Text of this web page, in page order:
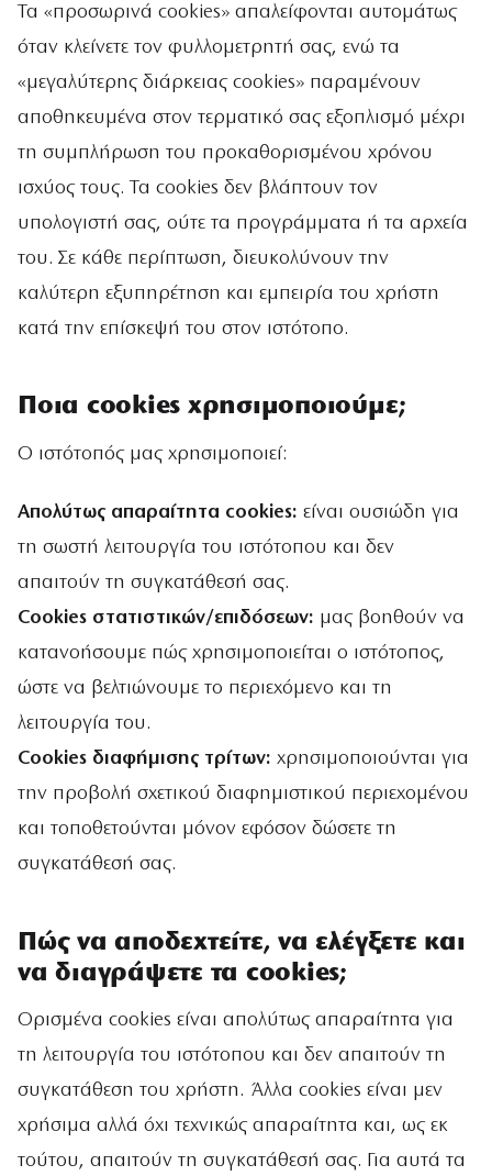
Τα «προσωρινά cookies» απαλείφονται αυτομάτως
όταν κλείνετε τον φυλλομετρητή σας, ενώ τα
«μεγαλύτερης διάρκειας cookies» παραμένουν
αποθηκευμένα στον τερματικό σας εξοπλισμό μέχρι
τη συμπλήρωση του προκαθορισμένου χρόνου
ισχύος τους. Τα cookies δεν βλάπτουν τον
υπολογιστή σας, ούτε τα προγράμματα ή τα αρχεία
του. Σε κάθε περίπτωση, διευκολύνουν την
καλύτερη εξυπηρέτηση και εμπειρία του χρήστη
κατά την επίσκεψή του στον ιστότοπο.
Ποια cookies χρησιμοποιούμε;
Ο ιστότοπός μας χρησιμοποιεί:
Απολύτως απαραίτητα cookies: είναι ουσιώδη για
τη σωστή λειτουργία του ιστότοπου και δεν
απαιτούν τη συγκατάθεσή σας.
Cookies στατιστικών/επιδόσεων: μας βοηθούν να
κατανοήσουμε πώς χρησιμοποιείται ο ιστότοπος,
ώστε να βελτιώνουμε το περιεχόμενο και τη
λειτουργία του.
Cookies διαφήμισης τρίτων: χρησιμοποιούνται για
την προβολή σχετικού διαφημιστικού περιεχομένου
και τοποθετούνται μόνον εφόσον δώσετε τη
συγκατάθεσή σας.
Πώς να αποδεχτείτε, να ελέγξετε και
να διαγράψετε τα cookies;
Ορισμένα cookies είναι απολύτως απαραίτητα για
τη λειτουργία του ιστότοπου και δεν απαιτούν τη
συγκατάθεση του χρήστη. Άλλα cookies είναι μεν
χρήσιμα αλλά όχι τεχνικώς απαραίτητα και, ως εκ
τούτου, απαιτούν τη συγκατάθεσή σας. Για αυτά τα